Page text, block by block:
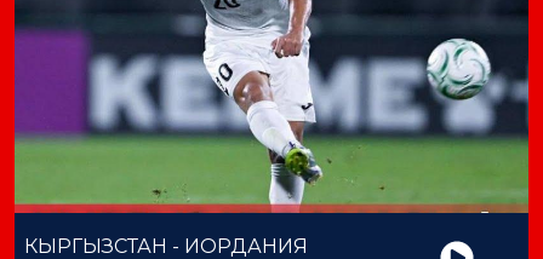
КЫРГЫЗСТАН - ИОРДАНИЯ